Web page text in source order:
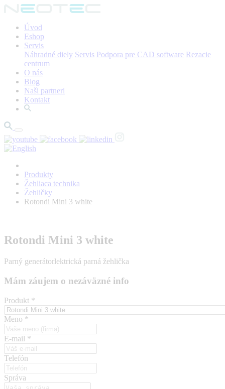
Úvod
Eshop
Servis
Náhradné diely Servis Podpora pre CAD software Rezacie
centrum
O nás
Blog
Naši partneri
Kontakt
Produkty
Žehliaca technika
Žehličky
Rotondi Mini 3 white
Rotondi Mini 3 white
Parný generátorlektrická parná žehlička
Mám záujem o nezáväzné info
Produkt *
Meno *
E-mail *
Telefón
Správa